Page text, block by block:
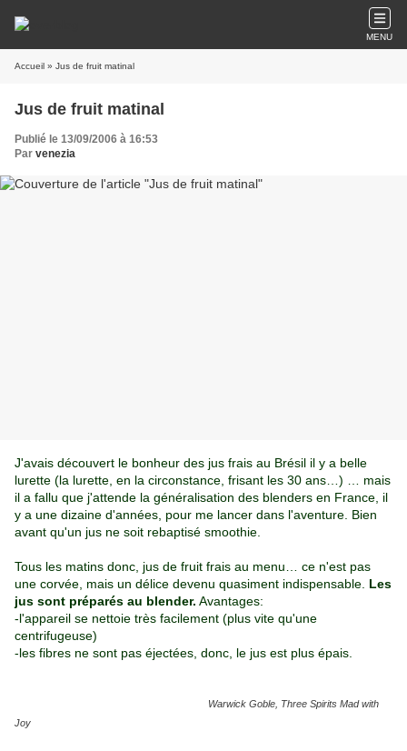
MENU
Accueil » Jus de fruit matinal
Jus de fruit matinal
Publié le 13/09/2006 à 16:53
Par venezia
J'avais découvert le bonheur des jus frais au Brésil il y a belle
lurette (la lurette, en la circonstance, frisant les 30 ans…) … mais
il a fallu que j'attende la généralisation des blenders en France, il
y a une dizaine d'années, pour me lancer dans l'aventure. Bien
avant qu'un jus ne soit rebaptisé smoothie.
Tous les matins donc, jus de fruit frais au menu… ce n'est pas
une corvée, mais un délice devenu quasiment indispensable. Les
jus sont préparés au blender. Avantages:
-l'appareil se nettoie très facilement (plus vite qu'une
centrifugeuse)
-les fibres ne sont pas éjectées, donc, le jus est plus épais.
Warwick Goble, Three Spirits Mad with
Joy